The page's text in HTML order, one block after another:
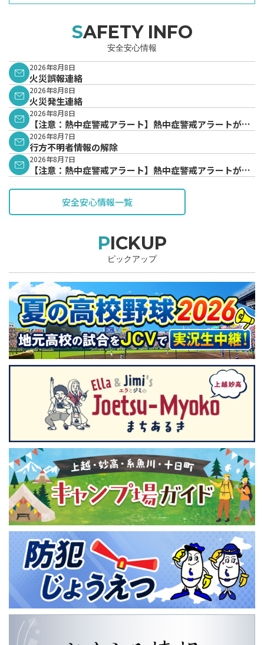
SAFETY INFO
安全安心情報
2026年8月8日
火災誤報連絡
2026年8月8日
火災発生連絡
2026年8月8日
【注意：熱中症警戒アラート】熱中症警戒アラートが発
表されています。
2026年8月7日
行方不明者情報の解除
2026年8月7日
【注意：熱中症警戒アラート】熱中症警戒アラートが発
安全安心情報一覧
PICKUP
ピックアップ